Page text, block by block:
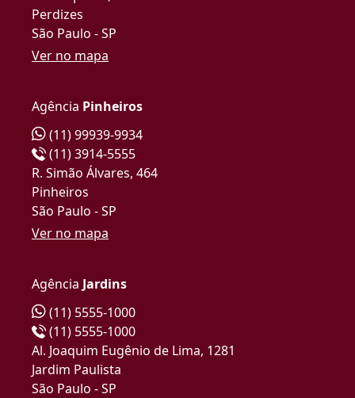
Perdizes
São Paulo - SP
Ver no mapa
Agência Pinheiros
(11) 99939-9934
(11) 3914-5555
R. Simão Álvares, 464
Pinheiros
São Paulo - SP
Ver no mapa
Agência Jardins
(11) 5555-1000
(11) 5555-1000
Al. Joaquim Eugênio de Lima, 1281
Jardim Paulista
São Paulo - SP